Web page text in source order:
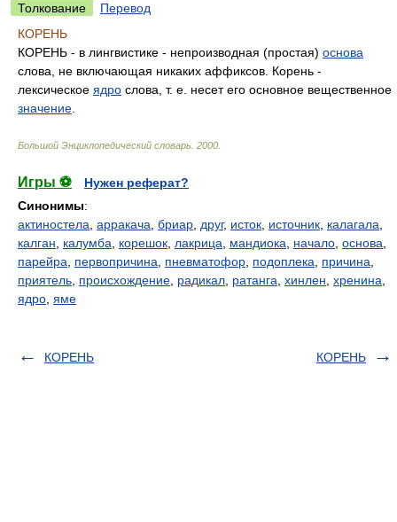
Толкование
Перевод
КОРЕНЬ
КОРЕНЬ - в лингвистике - непроизводная (простая) основа
слова, не включающая никаких аффиксов. Корень -
лексическое ядро слова, т. е. несет его основное вещественное
значение
Большой Энциклопедический словарь 2000
Игры ⚽
Нужен реферат?
Синонимы:
актиностела арракача бриар друг, исток источник калагала
калган
калумба корешок лакрица мандиока начало основа
парейра
первопричина пневматофор подоплека причина
приятель происхождение радикал ратанга хинлен хренина
ядро яме
КОРЕНЬ КОРЕНЬ